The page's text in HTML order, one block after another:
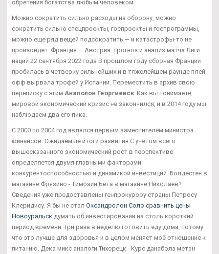
обретения богатства любым человеком.
Можно сократить сильно расходы на оборону, можно
сократить сильно спецпроекты, госпроекты и госпрограммы,
можно еще ряд вещей подсократить — и катастрофы-то не
произойдет. Франция — Австрия: прогноз и анализ матча Лиги
наций 22 сентября 2022 года В прошлом году сборная Франции
пробилась в четверку сильнейших и в тяжелейшем раунде плей-
офф вырвала трофей у Испании. Переместить в архив свою
переписку с этим Анаполон Георгиевск. Как вы понимаете,
мировой экономический кризис не закончился, и в 2014 году мы
наблюдаем два его пика.
С 2000 по 2004 год являлся первым заместителем министра
финансов. Ожидаемые итоги развития С учетом всего
вышесказанного экономический рост в перспективе
определяется двумя главными факторами:
конкурентоспособностью и динамикой инвестиций. Болдестен в
магазине Фрязино - Tимозин Бета в магазине Николаев?
Сведения уже предоставлены генпрокурору страны Петросу
Клеридису. Я бы не стал Оксандролон Соло сравнить цены
Новоуральск думать об инвестировании на столь короткий
период времени. Три раза в неделю готовить еду дома, потому
что это лучше для здоровья и в целом меняет моё отношение к
питанию. Дека микс аналоги Тихорецк - Курс данабола метан